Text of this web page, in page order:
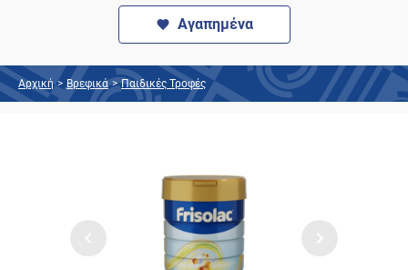
Αγαπημένα
Αρχική > Βρεφικά > Παιδικές Τροφές